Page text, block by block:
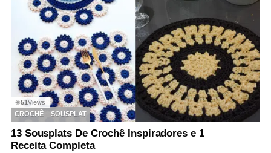
◉51Views
CROCHÊ
SOUSPLAT
13 Sousplats De Crochê Inspiradores e 1
Receita Completa